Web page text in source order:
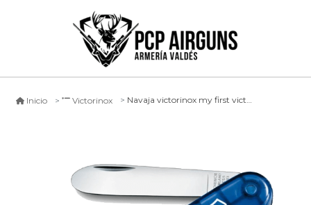
Inicio Victorinox Navaja victorinox my first victorinox